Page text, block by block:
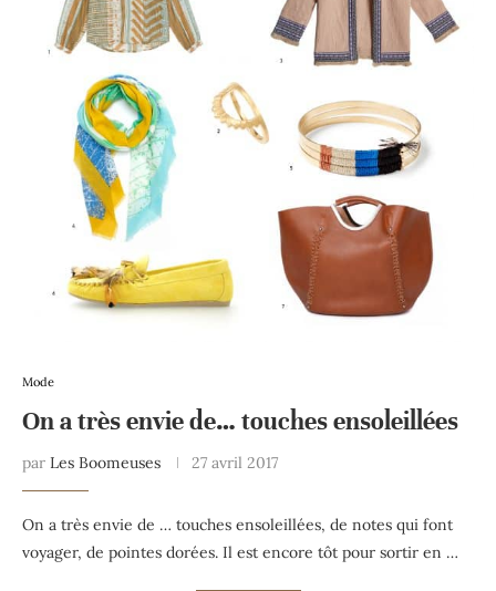
Mode
On a très envie de… touches ensoleillées
par Les Boomeuses 27 avril 2017
On a très envie de … touches ensoleillées, de notes qui font
voyager, de pointes dorées. Il est encore tôt pour sortir en …